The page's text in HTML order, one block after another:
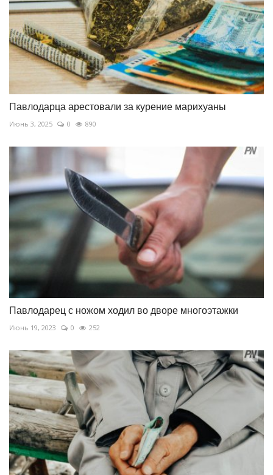
Павлодарца арестовали за курение марихуаны
Июнь 3, 2025 0 890
Павлодарец с ножом ходил во дворе многоэтажки
Июнь 19, 2023 0 252